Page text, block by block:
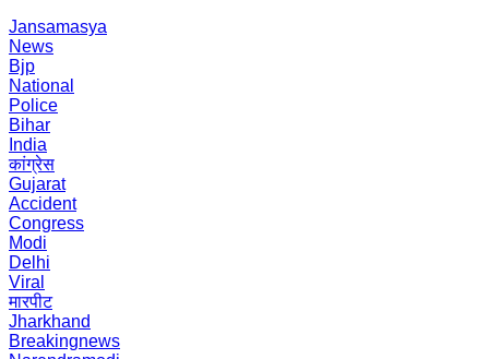
Jansamasya
News
Bjp
National
Police
Bihar
India
कांग्रेस
Gujarat
Accident
Congress
Modi
Delhi
Viral
मारपीट
Jharkhand
Breakingnews